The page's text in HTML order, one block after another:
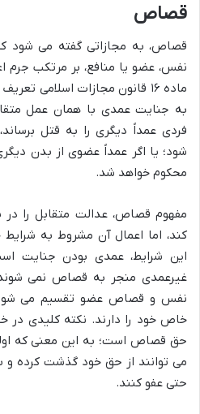
قصاص
قصاص، به مجازاتی گفته می شود
نفس، عضو یا منافع، بر مرتکب جرم
ماده ۱۶ قانون مجازات
به جنایت عمدی با همان عمل
فردی عمداً دیگری را به قتل
شود؛ یا اگر عمداً عضوی از بدن
محکوم خواهد شد.
مفهوم قصاص، عدالت متقابل را در
کند، اما اعمال آن مشروط به
این شرایط، عمدی بودن جنایت
غیرعمدی منجر به قصاص نمی
نفس و قصاص عضو تقسیم می
خاص خود را دارند. نکته کلیدی
حق قصاص است؛ به این معنی که
می توانند از حق خود گذشت کرده و
حتی عفو کنند.